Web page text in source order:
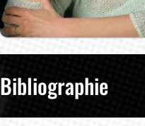
Bibliographie